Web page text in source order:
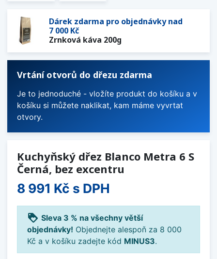
Dárek zdarma pro objednávky nad
7 000 Kč
Zrnková káva 200g
Vrtání otvorů do dřezu zdarma
Je to jednoduché - vložíte produkt do košíku a v
košíku si můžete naklikat, kam máme vyvrtat
otvory.
Kuchyňský dřez Blanco Metra 6 S
Černá, bez excentru
8 991 Kč s DPH
loyalty Sleva 3 % na všechny větší
objednávky! Objednejte alespoň za 8 000
Kč a v košíku zadejte kód MINUS3.